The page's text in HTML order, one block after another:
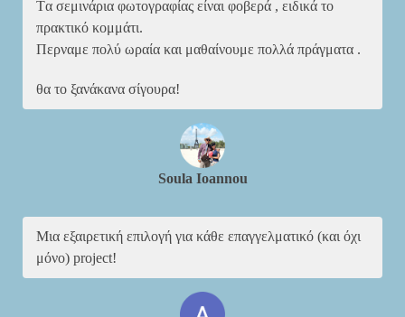
Tα σεμινάρια φωτογραφίας είναι φοβερά , ειδικά το
πρακτικό κομμάτι.
Περναμε πολύ ωραία και μαθαίνουμε πολλά πράγματα .
θα το ξανάκανα σίγουρα!
Soula Ioannou
Μια εξαιρετική επιλογή για κάθε επαγγελματικό (και όχι
μόνο) project!